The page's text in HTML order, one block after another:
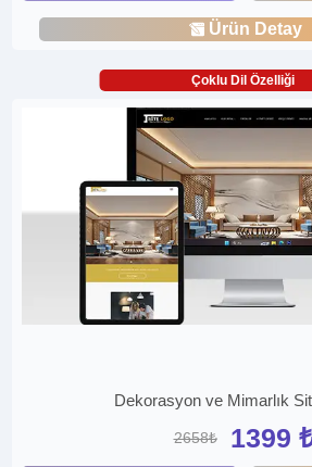
Ürün Detay
Çoklu Dil Özelliği
Dekorasyon ve Mimarlık
2658₺ 1399